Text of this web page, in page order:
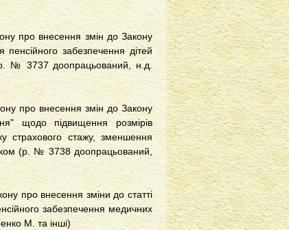
про внесення змін до Закону
забезпечення дітей
(р. № 3737 доопрацьований, н.д.
про внесення змін до Закону
щодо підвищення розмірів
страхового стажу, зменшення
(р. № 3738 доопрацьований,
про внесення зміни до статті
забезпечення медичних
М. та інші)